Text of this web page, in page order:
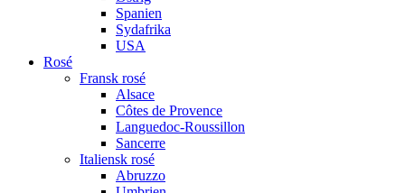
Spanien
Sydafrika
USA
Rosé
Fransk rosé
Alsace
Côtes de Provence
Languedoc-Roussillon
Sancerre
Italiensk rosé
Abruzzo